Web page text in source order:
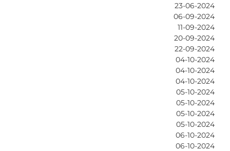
23-06-2024
06-09-2024
11-09-2024
20-09-2024
22-09-2024
04-10-2024
04-10-2024
04-10-2024
05-10-2024
05-10-2024
05-10-2024
05-10-2024
06-10-2024
06-10-2024